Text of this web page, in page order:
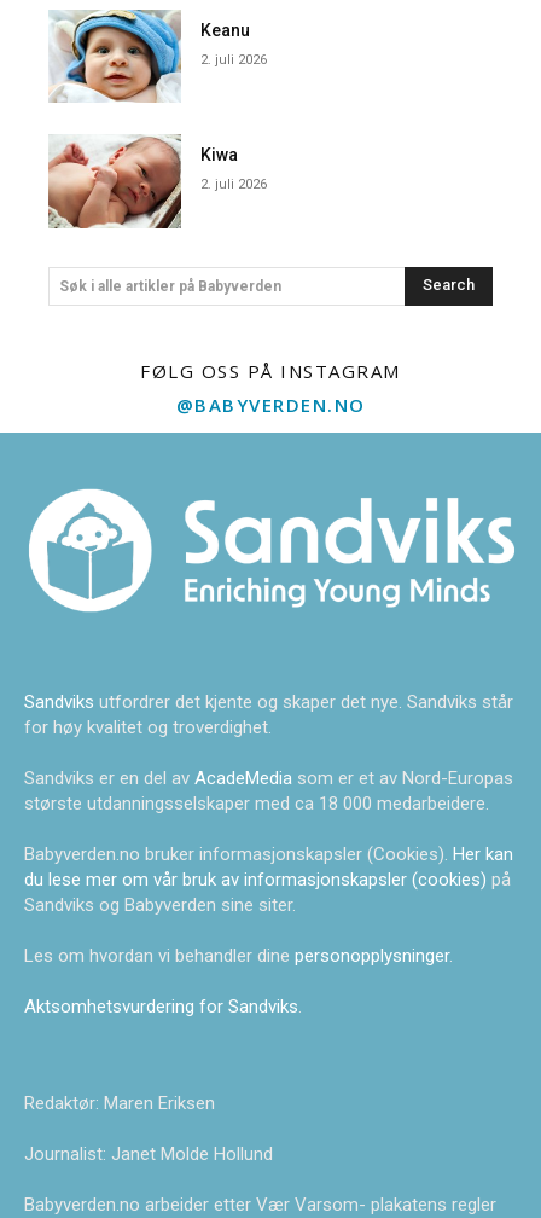
Keanu
2. juli 2026
Kiwa
2. juli 2026
Søk i alle artikler på Babyverden Search
FØLG OSS PÅ INSTAGRAM
@BABYVERDEN.NO
Sandviks utfordrer det kjente og skaper det nye. Sandviks står
for høy kvalitet og troverdighet.
Sandviks er en del av AcadeMedia som er et av Nord-Europas
største utdanningsselskaper med ca 18 000 medarbeidere.
Babyverden.no bruker informasjonskapsler (Cookies). Her kan
du lese mer om vår bruk av informasjonskapsler (cookies) på
Sandviks og Babyverden sine siter.
Les om hvordan vi behandler dine personopplysninger.
Aktsomhetsvurdering for Sandviks.
Redaktør: Maren Eriksen
Journalist: Janet Molde Hollund
Babyverden.no arbeider etter Vær Varsom- plakatens regler